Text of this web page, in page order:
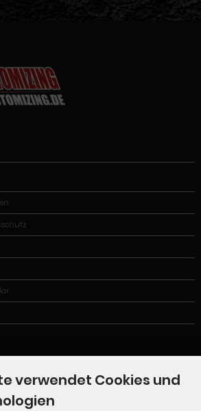
verwendet Cookies und